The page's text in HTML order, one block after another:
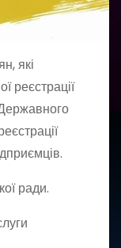
які
реєстрації
ради.